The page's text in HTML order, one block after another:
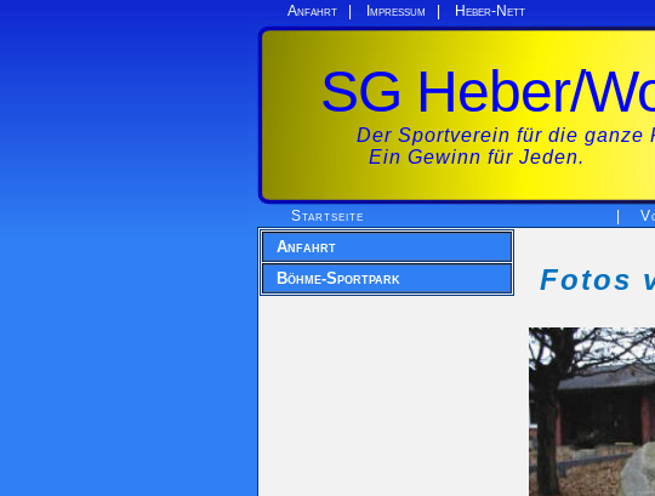
Anfahrt Impressum Heber-Nett
SG Heber/
Der Sportverein für die ganze
Ein Gewinn für Jeden.
Startseite
Anfahrt
Böhme-Sportpark
Fotos